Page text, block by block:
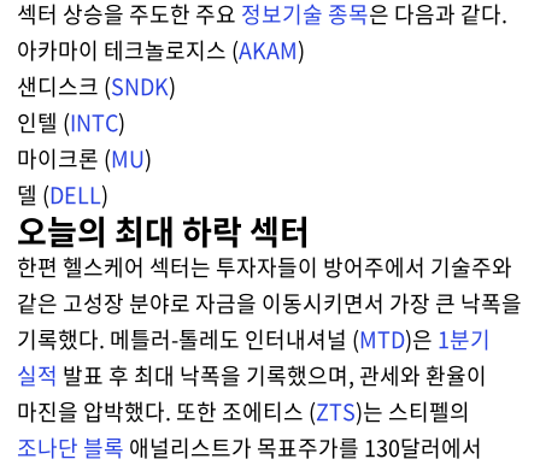
섹터 상승을 주도한 주요 정보기술 종목은 다음과 같다.
아카마이 테크놀로지스 (AKAM)
샌디스크 (SNDK)
인텔 (INTC)
마이크론 (MU)
델 (DELL)
오늘의 최대 하락 섹터
한편 헬스케어 섹터는 투자자들이 방어주에서 기술주와
같은 고성장 분야로 자금을 이동시키면서 가장 큰 낙폭을
기록했다. 메틀러-톨레도 인터내셔널 (MTD)은 1분기
실적 발표 후 최대 낙폭을 기록했으며, 관세와 환율이
마진을 압박했다. 또한 조에티스 (ZTS)는 스티펠의
조나단 블록 애널리스트가 목표주가를 130달러에서